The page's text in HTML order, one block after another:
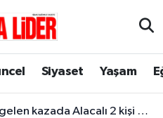
Siyaset Yaşam
Alacalı 2 kişi hayatını kaybetti